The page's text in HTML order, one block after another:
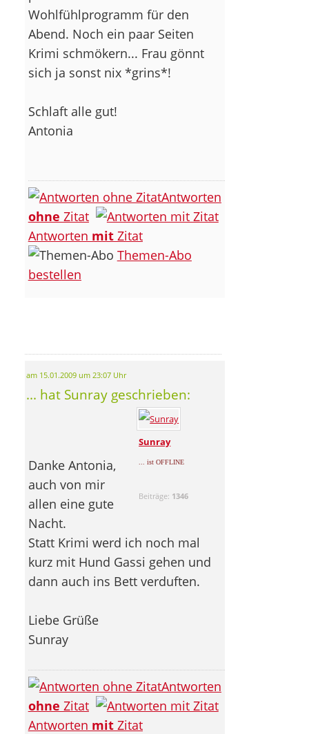
Wohlfühlprogramm für den
Abend. Noch ein paar Seiten
Krimi schmökern... Frau gönnt
sich ja sonst nix *grins*!
Schlaft alle gut!
Antonia
Antworten
ohne Zitat
Antworten mitZitat
Themen-Abo
bestellen
am 15.01.2009 um 23:07 Uhr
... hat Sunray geschrieben:
Sunray
... ist OFFLINE
Beiträge: 1346
Danke Antonia,
auch von mir
allen eine gute
Nacht.
Statt Krimi werd ich noch mal
kurz mit Hund Gassi gehen und
dann auch ins Bett verduften.
Liebe Grüße
Sunray
Antworten
ohne Zitat
Antworten mitZitat